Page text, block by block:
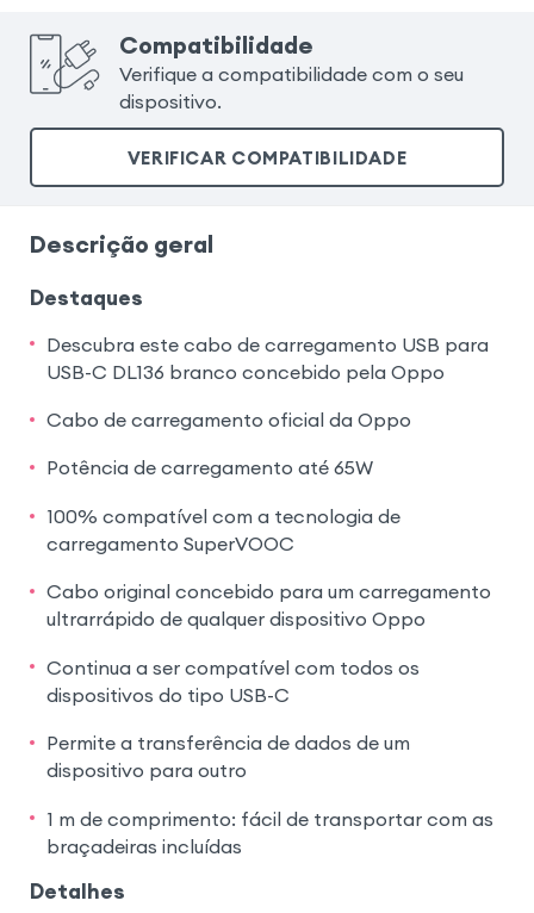
Compatibilidade
Verifique a compatibilidade com o seu
dispositivo.
VERIFICAR COMPATIBILIDADE
Descrição geral
Destaques
Descubra este cabo de carregamento USB para
USB-C DL136 branco concebido pela Oppo
Cabo de carregamento oficial da Oppo
Potência de carregamento até 65W
100% compatível com a tecnologia de
carregamento SuperVOOC
Cabo original concebido para um carregamento
ultrarrápido de qualquer dispositivo Oppo
Continua a ser compatível com todos os
dispositivos do tipo USB-C
Permite a transferência de dados de um
dispositivo para outro
1 m de comprimento: fácil de transportar com as
braçadeiras incluídas
Detalhes